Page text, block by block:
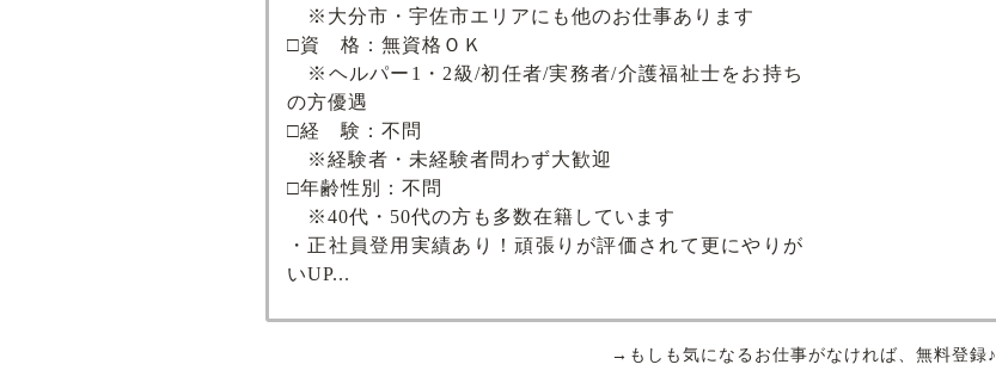
※大分市・宇佐市エリアにも他のお仕事あります
□資 格：無資格ＯＫ
※ヘルパー1・2級/初任者/実務者/介護福祉士をお持ち
の方優遇
□経 験：不問
※経験者・未経験者問わず大歓迎
□年齢性別：不問
※40代・50代の方も多数在籍しています
・正社員登用実績あり！頑張りが評価されて更にやりが
いUP...
→もしも気になるお仕事がなければ、無料登録♪